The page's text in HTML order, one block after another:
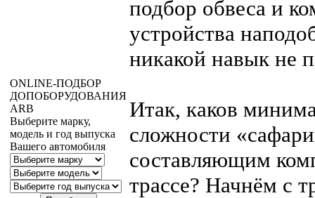
ONLINE-ПОДБОР
ДОПОБОРУДОВАНИЯ
ARB
Выберите марку,
модель и год выпуска
Вашего автомобиля
подбор обвеса и
устройства
никакой навык не
Итак, каков
сложности
составляющим
трассе? Начнём с